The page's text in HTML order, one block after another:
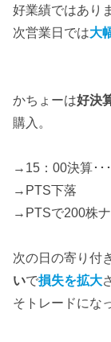
好業績ではあり
次営業日では大
かちょーは好決
購入。
→15：00決算･･
→PTS下落
→PTSで200株
次の日の寄り付
いで損失を拡大
そトレードにな